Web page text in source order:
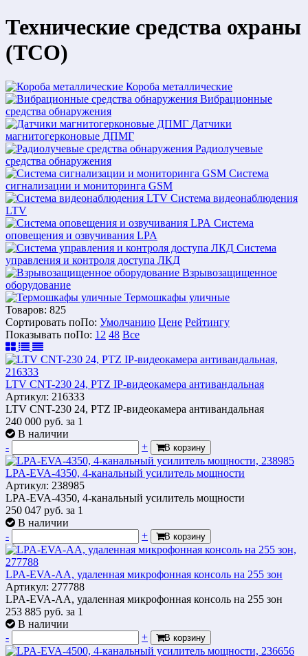
Технические средства охраны
(ТСО)
Короба металлические
Вибрационные
средства обнаружения
Датчики
магнитогерконовые ДПМГ
Радиолучевые
средства обнаружения
Система
сигнализации и мониторинга GSM
Система видеонаблюдения
LTV
Система
оповещения и озвучивания LPA
Система
управления и контроля доступа ЛКД
Взрывозащищенное
оборудование
Термошкафы уличные
Товаров: 825
Сортировать поПо: Умолчанию Цене Рейтингу
Показывать поПо: 12 48 Все
LTV CNT-230 24, PTZ IP-видеокамера антивандальная
Артикул: 216333
LTV CNT-230 24, PTZ IP-видеокамера антивандальная
240 000 руб. за 1
В наличии
-
+ В корзину
LPA-EVA-4350, 4-канальный усилитель мощности
Артикул: 238985
LPA-EVA-4350, 4-канальный усилитель мощности
250 047 руб. за 1
В наличии
-
+ В корзину
LPA-EVA-AA, удаленная микрофонная консоль на 255 зон
Артикул: 277788
LPA-EVA-AA, удаленная микрофонная консоль на 255 зон
253 885 руб. за 1
В наличии
-
+ В корзину